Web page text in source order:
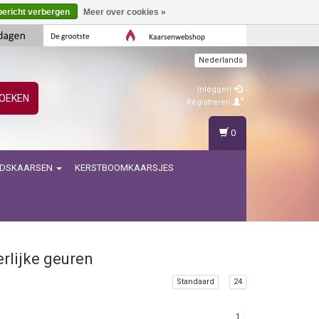
Nederlands
Inloggen
Registreren
KERSTBOOMKAARSJES
0
geuren
Standaard 24
1
verbergen Meer over cookies »